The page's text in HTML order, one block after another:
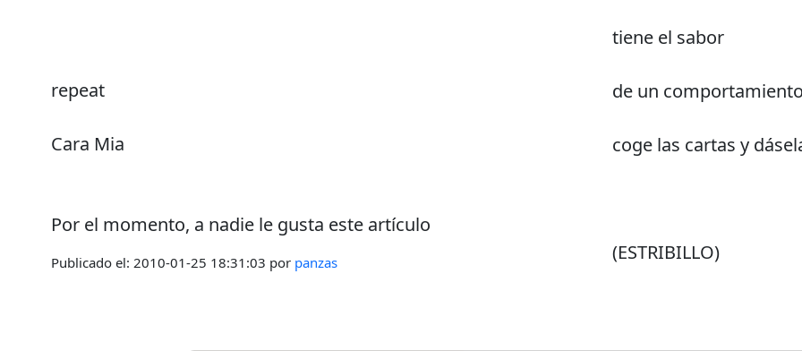
repeat
Cara Mia
Por el momento, a nadie le gusta este artículo
Publicado el: 2010-01-25 18:31:03 por panzas
tiene el sabor
de un
coge las cartas y
(ESTRIBILLO)